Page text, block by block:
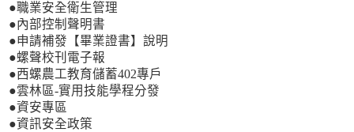
●職業安全衛生管理
●內部控制聲明書
●申請補發【畢業證書】說明
●螺聲校刊電子報
●西螺農工教育儲蓄402專戶
●雲林區-實用技能學程分發
●資安專區
●資訊安全政策